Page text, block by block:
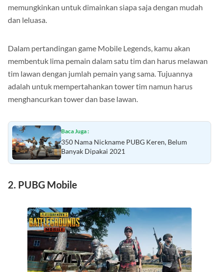
memungkinkan untuk dimainkan siapa saja dengan mudah
dan leluasa.
Dalam pertandingan game Mobile Legends, kamu akan
membentuk lima pemain dalam satu tim dan harus melawan
tim lawan dengan jumlah pemain yang sama. Tujuannya
adalah untuk mempertahankan tower tim namun harus
menghancurkan tower dan base lawan.
Baca Juga :
350 Nama Nickname PUBG Keren, Belum
Banyak Dipakai 2021
2. PUBG Mobile